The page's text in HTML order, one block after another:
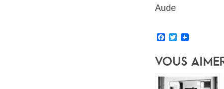
Aude
Facebook
Twitter
Vous